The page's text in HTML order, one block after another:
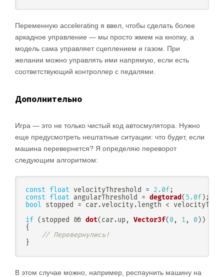
Переменную accelerating я ввел, чтобы сделать более
аркадное управление — мы просто жмем на кнопку, а
модель сама управляет сцеплением и газом. При
желании можно управлять ими напрямую, если есть
соответствующий контроллер с педалями.
Дополнительно
Игра — это не только чистый код автосмулятора. Нужно
еще предусмотреть нештатные ситуации: что будет, если
машина перевернется? Я определяю переворот
следующим алгоритмом:
const float velocityThreshold = 2.0f ;
const
float angularThreshold = degtorad( 5.0f ) ;
bool stopped = car.velocity. length <
if
( stopped && dot( car.up, Vector3f( 0, 1 , 0) )
{
// Перевернулись!
}
В этом случае можно, например, респаунить машину на